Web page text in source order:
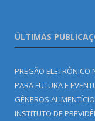
ÚLTIMAS
PREGÃO ELETRÔNICO
PARA FUTURA E
GÊNEROS
INSTITUTO DE